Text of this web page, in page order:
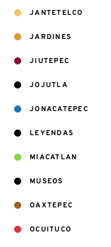
JANTETELCO
JARDINES
JIUTEPEC
JOJUTLA
JONACATEPEC
LEYENDAS
MIACATLAN
MUSEOS
OAXTEPEC
OCUITUCO